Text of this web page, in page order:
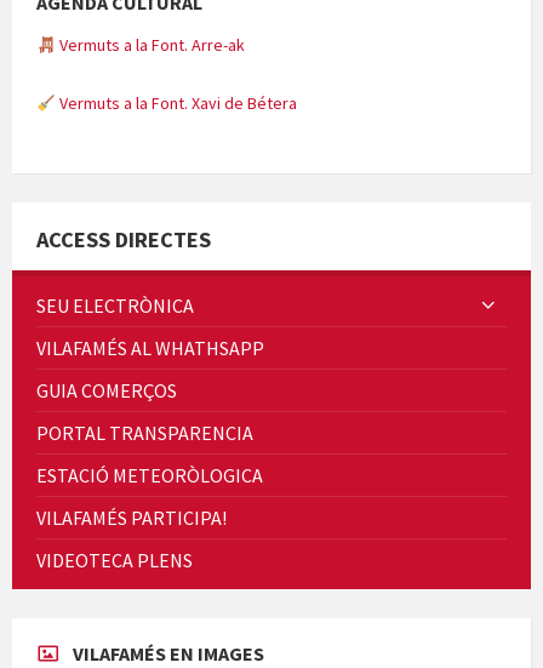
Vermuts a la Font. Arre-ak
Vermuts a la Font. Xavi de Bétera
Quintà Culroja
Cicle de Cine i Dones rurals
ACCESS DIRECTES
SEU ELECTRÒNICA
VILAFAMÉS AL WHATHSAPP
GUIA COMERÇOS
PORTAL TRANSPARENCIA
ESTACIÓ METEORÒLOGICA
VILAFAMÉS PARTICIPA!
VIDEOTECA PLENS
VILAFAMÉS EN IMAGES